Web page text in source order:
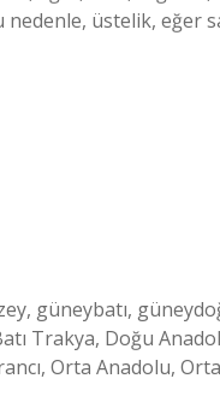
üstelik, eğer
güneybatı,
Trakya, Doğu
Orta Anadolu,